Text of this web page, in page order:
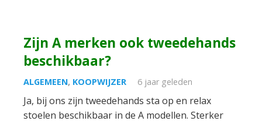
Zijn A merken ook tweedehands
beschikbaar?
ALGEMEEN, KOOPWIJZER 6 jaar geleden
Ja, bij ons zijn tweedehands sta op en relax
stoelen beschikbaar in de A modellen. Sterker